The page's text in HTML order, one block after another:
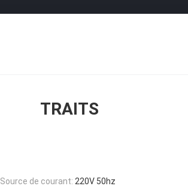
TRAITS
Source de courant: 220V 50hz